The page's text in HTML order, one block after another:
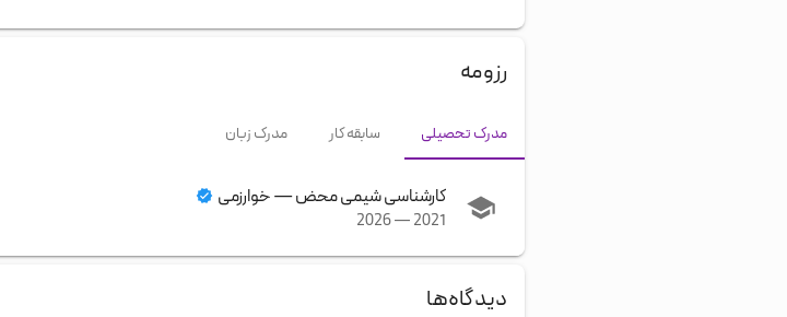
رزومه
مدرک تحصیلی سابقه کار مدرک زبان
کارشناسی شیمی محض—خوارزمی
2021
—
2026
دیدگاه‌ها